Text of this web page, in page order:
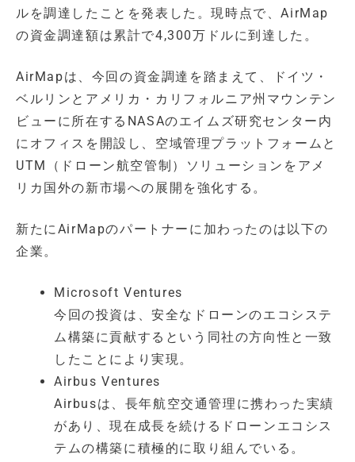
ルを調達したことを発表した。現時点で、AirMap
の資金調達額は累計で4,300万ドルに到達した。
AirMapは、今回の資金調達を踏まえて、ドイツ・
ベルリンとアメリカ・カリフォルニア州マウンテン
ビューに所在するNASAのエイムズ研究センター内
にオフィスを開設し、空域管理プラットフォームと
UTM（ドローン航空管制）ソリューションをアメ
リカ国外の新市場への展開を強化する。
新たにAirMapのパートナーに加わったのは以下の
企業。
Microsoft Ventures
今回の投資は、安全なドローンのエコシステ
ム構築に貢献するという同社の方向性と一致
したことにより実現。
Airbus Ventures
Airbusは、長年航空交通管理に携わった実績
があり、現在成長を続けるドローンエコシス
テムの構築に積極的に取り組んでいる。